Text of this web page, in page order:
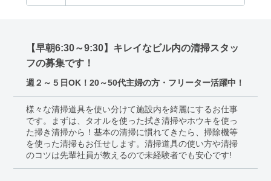
【早朝6:30～9:30】キレイなビル内の清掃スタッ
フの募集です！
週２～５日OK！20～50代主婦の方・フリーター活躍中！
様々な清掃道具を使い分けて施設内を綺麗にするお仕事
です。まずは、タオルを使った拭き清掃やホウキを使っ
た掃き清掃から！基本の清掃に慣れてきたら、掃除機等
を使った清掃もお任せします。清掃道具の使い方や清掃
のコツは先輩社員が教えるので未経験者でも安心です!